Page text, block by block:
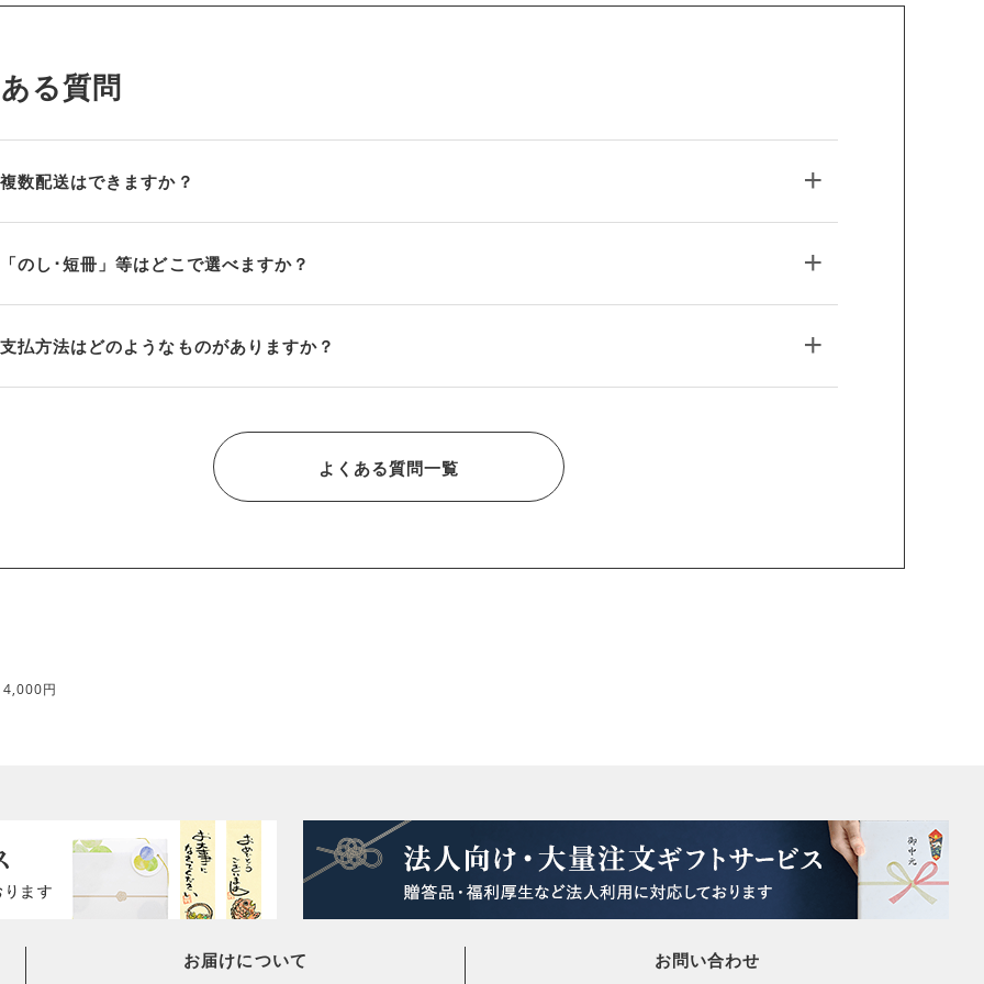
る質問
複数配送はできますか？
「のし･短冊」等はどこで選べますか？
支払方法はどのようなものがありますか？
よくある質問一覧
円
お届けについて お問い合わせ